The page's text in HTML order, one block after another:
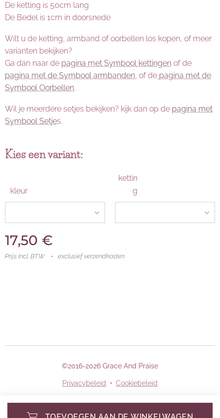
De ketting is 50cm lang
De Bedel is 1cm in doorsnede
Wilt u de ketting, armband of oorbellen los kopen, of meer
varianten bekijken?
Ga dan naar de pagina met Symbool kettingen of de
pagina met de Symbool armbanden, of de pagina met de
Symbool Oorbellen.
Wil je meerdere setjes bekijken? kijk dan op de pagina met
Symbool Setjes.
Kies een variant:
kleur
kettin
g
17,50 €
Prijs Incl. BTW exclusief verzendkosten
©2016-2026 Grace And Praise
Privacybeleid Cookiebeleid